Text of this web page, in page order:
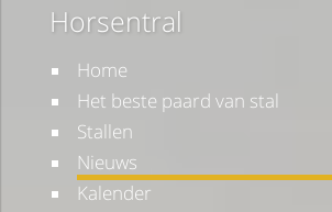
Horsentral
Home
Het beste paard van stal
Stallen
Nieuws
Kalender